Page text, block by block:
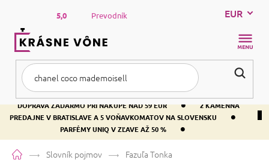
obsah
DOPRAVA ZADARMO PRI NÁKUPE NAD 59 EUR •
2 KAMENNÁ
PREDAJNE V BRATISLAVE A 5 VOŇAVKOMATOV NA SLOVENSKU
•
PARFÉMY UNIQ V ZĽAVE AŽ 50 % •
5,0 Prevodník EUR
DomovSlovník pojmov Fazuľa Tonka